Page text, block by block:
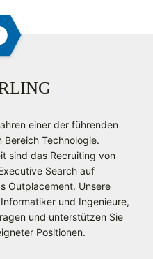
einer der führenden
Bereich Technologie.
sind das Recruiting von
Search auf
Outplacement. Unsere
und Ingenieure,
und unterstützen Sie
Positionen.